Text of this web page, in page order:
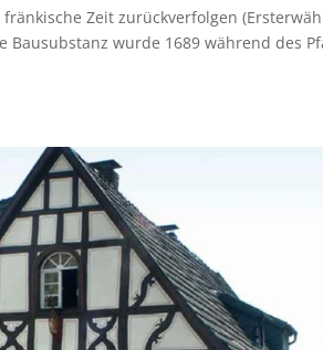
Zeit zurückverfolgen
Bausubstanz wurde 1689 während des